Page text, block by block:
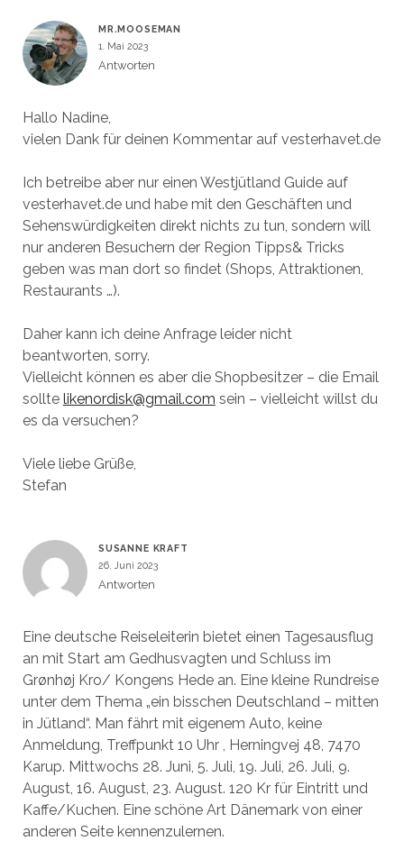
MR.MOOSEMAN
1. Mai 2023
Antworten
Hallo Nadine,
vielen Dank für deinen Kommentar auf vesterhavet.de
Ich betreibe aber nur einen Westjütland Guide auf
vesterhavet.de und habe mit den Geschäften und
Sehenswürdigkeiten direkt nichts zu tun, sondern will
nur anderen Besuchern der Region Tipps& Tricks
geben was man dort so findet (Shops, Attraktionen,
Restaurants …).
Daher kann ich deine Anfrage leider nicht
beantworten, sorry.
Vielleicht können es aber die Shopbesitzer – die Email
sollte likenordisk@gmail.com sein – vielleicht willst du
es da versuchen?
Viele liebe Grüße,
Stefan
SUSANNE KRAFT
26. Juni 2023
Antworten
Eine deutsche Reiseleiterin bietet einen Tagesausflug
an mit Start am Gedhusvagten und Schluss im
Grønhøj Kro/ Kongens Hede an. Eine kleine Rundreise
unter dem Thema „ein bisschen Deutschland – mitten
in Jütland“. Man fährt mit eigenem Auto, keine
Anmeldung, Treffpunkt 10 Uhr , Herningvej 48, 7470
Karup. Mittwochs 28. Juni, 5. Juli, 19. Juli, 26. Juli, 9.
August, 16. August, 23. August. 120 Kr für Eintritt und
Kaffe/Kuchen. Eine schöne Art Dänemark von einer
anderen Seite kennenzulernen.